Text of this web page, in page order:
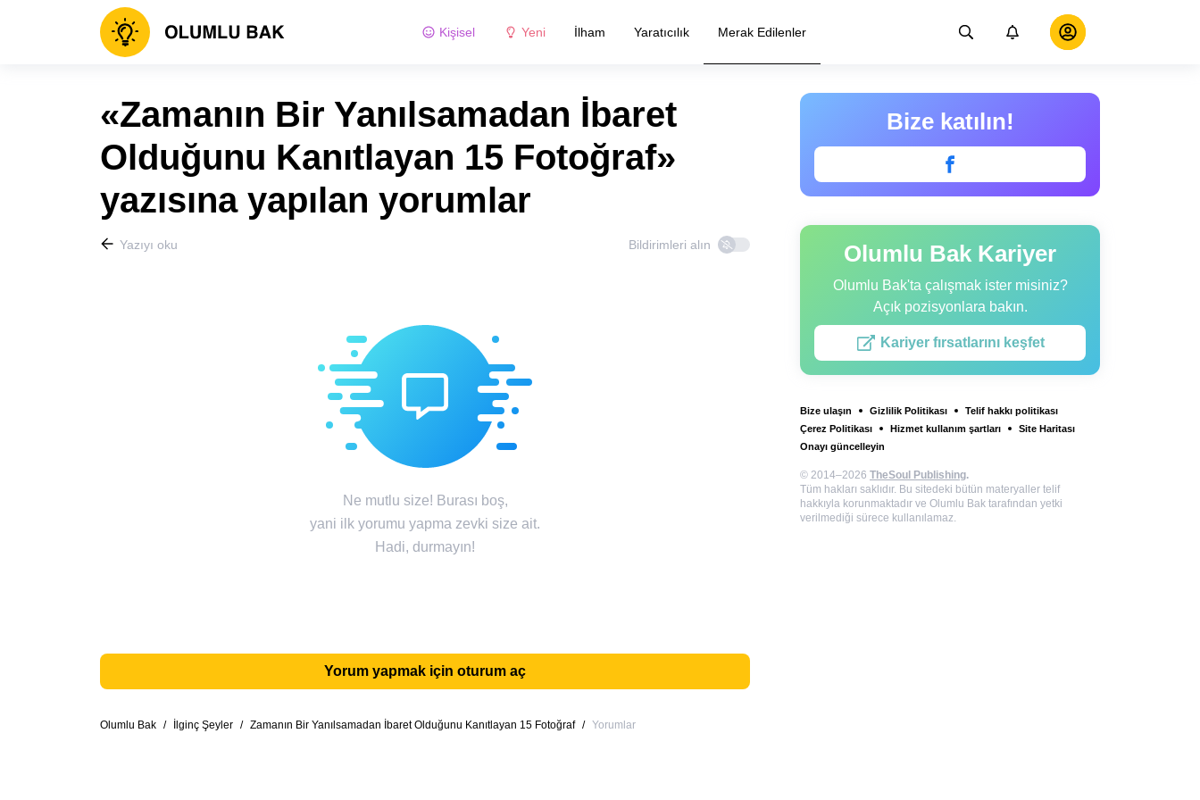
Kişisel Yeni İlham Yaratıcılık Merak Edilenler
Bize katılın!
Olumlu Bak Kariyer
Olumlu Bak'ta çalışmak ister misiniz?
Açık pozisyonlara bakın.
Kariyer fırsatlarını keşfet
Bize ulaşın Gizlilik Politikası
Telif hakkı politikası
Çerez Politikası
Hizmet kullanım şartları
Site Haritası
Onayı güncelleyin
© 2014–2026 TheSoul Publishing.
Tüm hakları saklıdır. Bu sitedeki bütün materyaller telif
hakkıyla korunmaktadır ve Olumlu Bak tarafından yetki
verilmediği sürece kullanılamaz.
«Zamanın Bir Yanılsamadan İbaret
Olduğunu Kanıtlayan 15 Fotoğraf»
yazısına yapılan yorumlar
Yazıyı oku Bildirimleri alın
Ne mutlu size! Burası boş,
yani ilk yorumu yapma zevki size ait.
Hadi, durmayın!
Yorum yapmak için oturum aç
Olumlu Bak / İlginç Şeyler / Zamanın Bir Yanılsamadan İbaret Olduğunu Kanıtlayan 15 Fotoğraf / Yorumlar